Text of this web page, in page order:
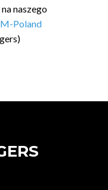
naszego
Poland